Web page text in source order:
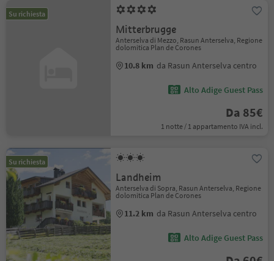
Su richiesta
Mitterbrugge
Anterselva di Mezzo, Rasun Anterselva, Regione
dolomitica Plan de Corones
10.8 km da Rasun Anterselva centro
Alto Adige Guest Pass
Da 85€
1 notte / 1 appartamento IVA incl.
Su richiesta
Landheim
Anterselva di Sopra, Rasun Anterselva, Regione
dolomitica Plan de Corones
11.2 km da Rasun Anterselva centro
Alto Adige Guest Pass